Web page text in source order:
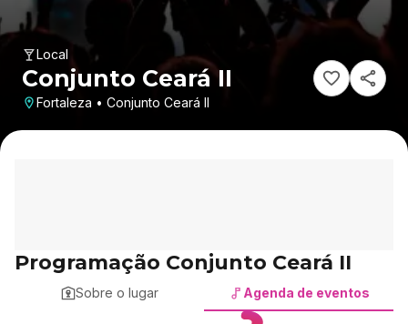
Local
Conjunto Ceará II
Fortaleza • Conjunto Ceará II
Programação Conjunto Ceará II
Sobre o lugar Agenda de eventos